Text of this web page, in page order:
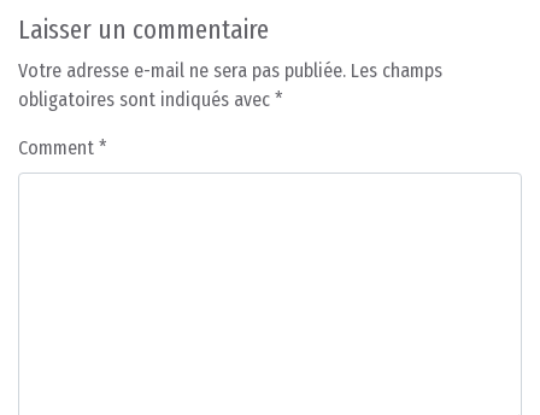
Laisser un commentaire
Votre adresse e-mail ne sera pas publiée. Les champs
obligatoires sont indiqués avec *
Comment *